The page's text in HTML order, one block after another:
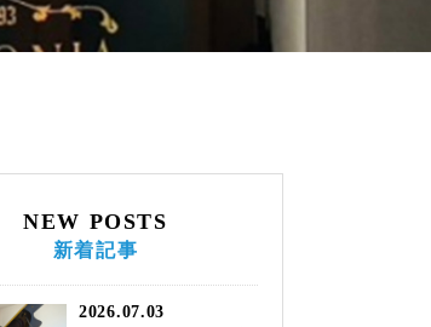
NEW POSTS
新着記事
2026.07.03